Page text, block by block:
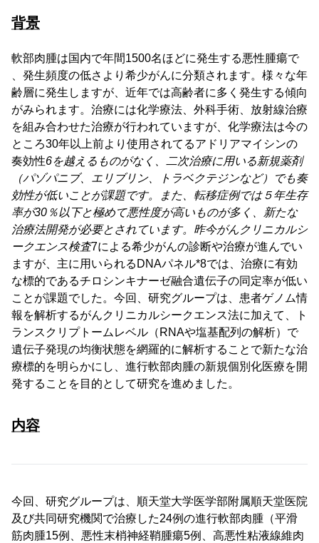
背景
軟部肉腫は国内で年間1500名ほどに発生する悪性腫瘍で
、発生頻度の低さより希少がんに分類されます。様々な年
齢層に発生しますが、近年では高齢者に多く発生する傾向
がみられます。治療には化学療法、外科手術、放射線治療
を組み合わせた治療が行われていますが、化学療法は今の
ところ30年以上前より使用されてるアドリアマイシンの
奏効性6を越えるものがなく、二次治療に用いる新規薬剤
（パゾパニブ、エリブリン、トラベクテジンなど）でも奏
効性が低いことが課題です。また、転移症例では５年生存
率が30％以下と極めて悪性度が高いものが多く、新たな
治療法開発が必要とされています。昨今がんクリニカルシ
ークエンス検査7による希少がんの診断や治療が進んでい
ますが、主に用いられるDNAパネル*8では、治療に有効
な標的であるチロシンキナーゼ融合遺伝子の同定率が低い
ことが課題でした。今回、研究グループは、患者ゲノム情
報を解析するがんクリニカルシークエンス法に加えて、ト
ランスクリプトームレベル（RNAや塩基配列の解析）で
遺伝子発現の均衡状態を網羅的に解析することで新たな治
療標的を明らかにし、進行軟部肉腫の新規個別化医療を開
発することを目的として研究を進めました。
内容
今回、研究グループは、順天堂大学医学部附属順天堂医院
及び共同研究機関で治療した24例の進行軟部肉腫（平滑
筋肉腫15例、悪性末梢神経鞘腫瘍5例、高悪性粘液線維肉